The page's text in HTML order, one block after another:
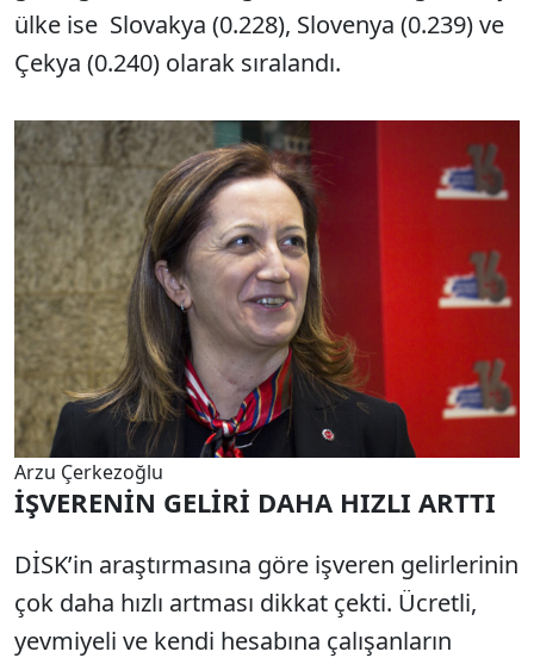
ülke ise Slovakya (0.228), Slovenya (0.239) ve
Çekya (0.240) olarak sıralandı.
Arzu Çerkezoğlu
İŞVERENİN GELİRİ DAHA HIZLI ARTTI
DİSK’in araştırmasına göre işveren gelirlerinin
çok daha hızlı artması dikkat çekti. Ücretli,
yevmiyeli ve kendi hesabına çalışanların